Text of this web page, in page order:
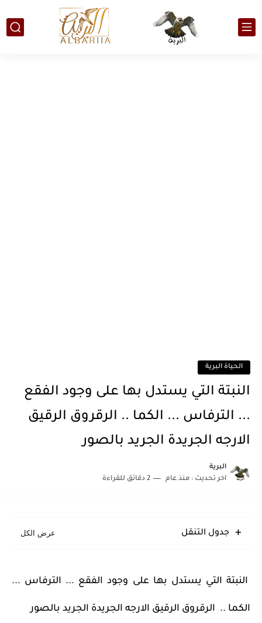
الحياة البرية
النبتة التي يستدل بها على وجود الفقع
... الترفاس ... الكما .. الرقروق الرقيق
الارجه الجريدة الجريد بالصور
البرية
اخر تحديث : منذ عام 2 دقائق للقراءة
جدول التنقل
النبتة التي يستدل بها على وجود الفقع ... الترفاس ...
الكما .. الرقروق الرقيق الارجه الجريدة الجريد بالصور